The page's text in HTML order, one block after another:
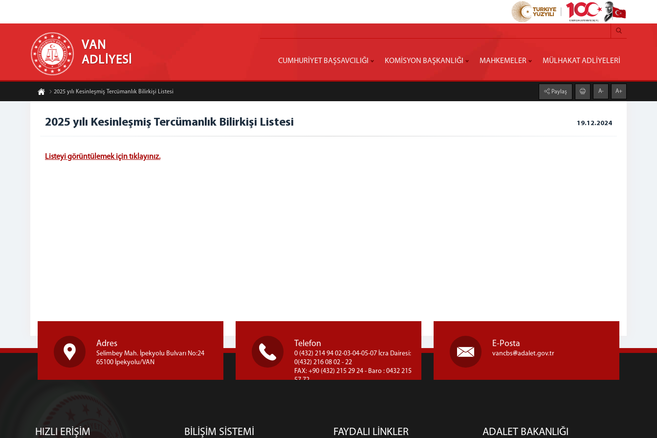
VAN
ADLİYESİ CUMHURİYET BAŞSAVCILIĞI KOMİSYON BAŞKANLIĞI MAHKEMELER MÜLHAKAT ADLİYELERİ
2025 yılı Kesinleşmiş Tercümanlık Bilirkişi Listesi Paylaş A- A+
2025 yılı Kesinleşmiş Tercümanlık Bilirkişi Listesi 19.12.2024
Listeyi görüntülemek için tıklayınız.
Adres
Selimbey Mah. İpekyolu Bulvarı No:24
65100 İpekyolu/VAN
Telefon
0 (432) 214 94 02-03-04-05-07 İcra Dairesi:
0(432) 216 08 02 - 22
FAX: +90 (432) 215 29 24 - Baro : 0432 215
57 72
E-Posta
vancbs adalet.gov.tr
HIZLI ERİŞİM BİLİŞİM SİSTEMİ FAYDALI LİNKLER ADALET BAKANLIĞI